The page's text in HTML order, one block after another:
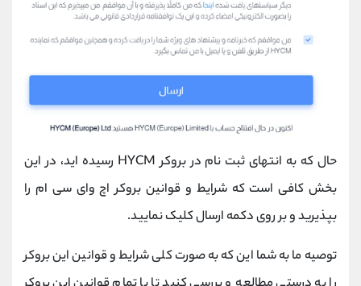
حال که به انتهای ثبت نام در بروکرHYCM رسیده اید، در این
بخش کافی است که شرایط و قوانین بروکر اچ وای سی ام را
بپذیرید و بر روی دکمه ارسال کلیک نمایید.
توصیه ما به شما این که به صورت کلی شرایط و قوانین این بروکر